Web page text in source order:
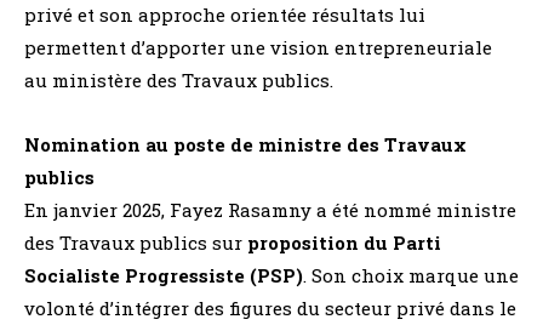
privé et son approche orientée résultats lui
permettent d’apporter une vision entrepreneuriale
au ministère des Travaux publics.
Nomination au poste de ministre des Travaux
publics
En janvier 2025, Fayez Rasamny a été nommé ministre
des Travaux publics sur proposition du Parti
Socialiste Progressiste (PSP). Son choix marque une
volonté d’intégrer des figures du secteur privé dans le